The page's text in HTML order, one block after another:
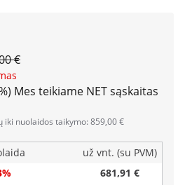
€
Mes teikiame NET sąskaitas
iki nuolaidos taikymo: 859,00 €
už vnt. (su PVM)
681,91 €